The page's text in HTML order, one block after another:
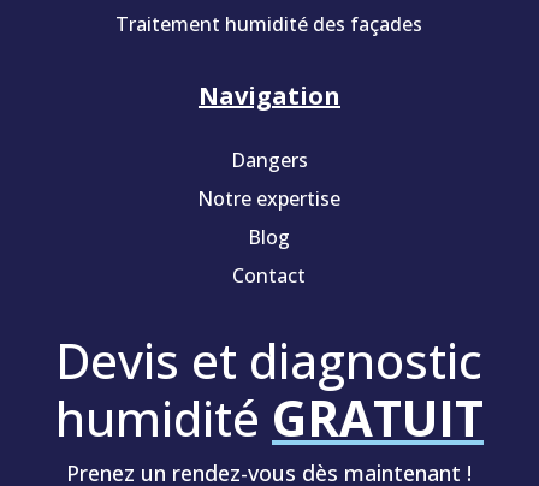
Traitement humidité des façades
Navigation
Dangers
Notre expertise
Blog
Contact
Devis et diagnostic
humidité GRATUIT
Prenez un rendez-vous dès maintenant !